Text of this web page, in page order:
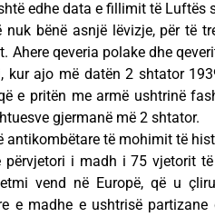
edhe data e fillimit të Luftës
bënë asnjë lëvizje, për të
Ahere qeveria polake dhe
kur ajo më datën 2 shtator
e pritën me armë ushtrinë
gjermanë më 2 shtator.
antikombëtare të mohimit të
përvjetori i madh i 75 vjetorit
vend në Europë, që u
e madhe e ushtrisë